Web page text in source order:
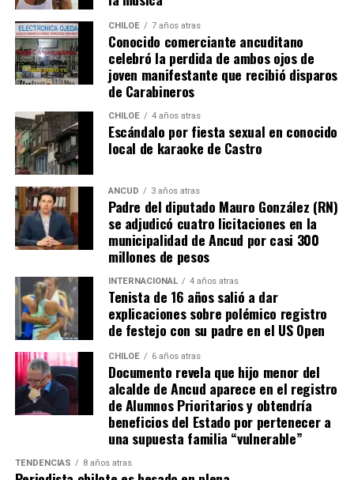
CHILOE 7 años atras
Conocido comerciante ancuditano
celebró la perdida de ambos ojos de
joven manifestante que recibió disparos
de Carabineros
CHILOE 4 años atras
Escándalo por fiesta sexual en conocido
local de karaoke de Castro
ANCUD 3 años atras
Padre del diputado Mauro González (RN)
se adjudicó cuatro licitaciones en la
municipalidad de Ancud por casi 300
millones de pesos
INTERNACIONAL 4 años atras
Tenista de 16 años salió a dar
explicaciones sobre polémico registro
de festejo con su padre en el US Open
CHILOE 6 años atras
Documento revela que hijo menor del
alcalde de Ancud aparece en el registro
de Alumnos Prioritarios y obtendría
beneficios del Estado por pertenecer a
una supuesta familia “vulnerable”
TENDENCIAS 8 años atras